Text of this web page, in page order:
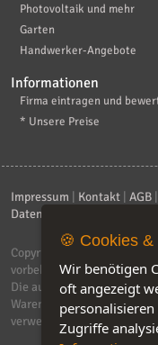
Photovoltaik und mehr
Garten
Handwerker-Angebote
Informationen
Firma eintragen und
* Unsere Preise
Impressum Kontakt AGB
Datenschutzerklärung
Copyright © 2026
vorbehalten.
Die auf dieser Seite
Warenzeichen sind
verwendet Affiliat-Links,
🍪 Cookies
Wir benötigen
oft angezeigt
Zugriffe